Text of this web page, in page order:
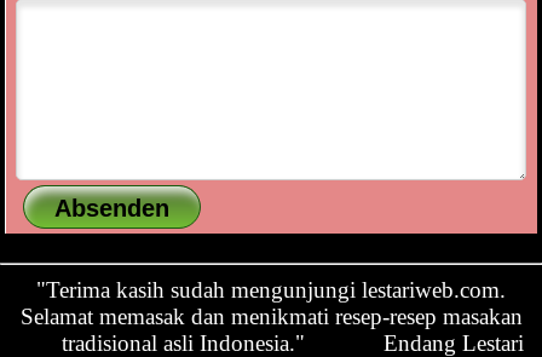
"Terima kasih sudah mengunjungi lestariweb.com.
Selamat memasak dan menikmati resep-resep masakan
tradisional asli Indonesia."
Endang Lestari